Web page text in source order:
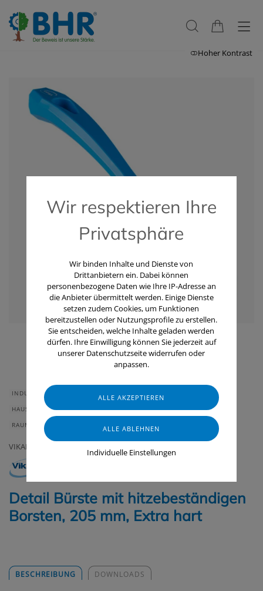
Hoher Kontrast
INDUSTRIE & HANDWERK
HAUS & HEIM
GERÄTE & ZUBEHÖR
LEBENSMITTELINDUSTRIE
RAUMLUFTTECHNIK
VIKAN
Detail Bürste mit hitzebeständigen
Borsten, 205 mm, Extra hart
BESCHREIBUNG DOWNLOADS
Wir respektieren Ihre
Privatsphäre
Wir binden Inhalte und Dienste von
Drittanbietern ein. Dabei können
personenbezogene Daten wie Ihre IP-Adresse an
die Anbieter übermittelt werden. Einige Dienste
setzen zudem Cookies, um Funktionen
bereitzustellen oder Nutzungsprofile zu erstellen.
Sie entscheiden, welche Inhalte geladen werden
dürfen. Ihre Einwilligung können Sie jederzeit auf
unserer Datenschutzseite widerrufen oder
anpassen.
Individuelle Einstellungen